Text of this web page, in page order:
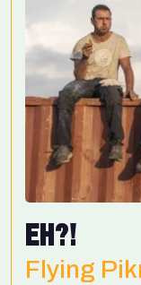
EH?!
Flying